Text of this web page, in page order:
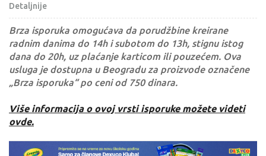
Detaljnije
Brza isporuka omogućava da porudžbine kreirane
radnim danima do 14h i subotom do 13h, stignu istog
dana do 20h, uz plaćanje karticom ili pouzećem. Ova
usluga je dostupna u Beogradu za proizvode označene
„Brza isporuka“ po ceni od 750 dinara.
Više informacija o ovoj vrsti isporuke možete videti
ovde.